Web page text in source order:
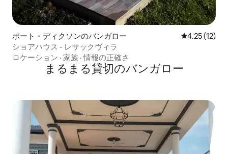
ポート・ディクソンのバンガロー レビュー12
4.25 (12)
ショアハウス - レサックヴィラ
ロケーション · 家族 ·情報の正確さ
まるまる貸切のバンガロー